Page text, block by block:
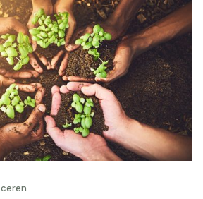
ceren